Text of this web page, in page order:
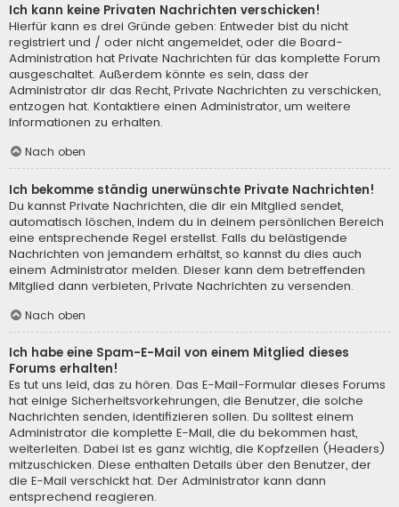
Ich kann keine Privaten Nachrichten verschicken!
Hierfür kann es drei Gründe geben: Entweder bist du nicht
registriert und / oder nicht angemeldet, oder die Board-
Administration hat Private Nachrichten für das komplette Forum
ausgeschaltet. Außerdem könnte es sein, dass der
Administrator dir das Recht, Private Nachrichten zu verschicken,
entzogen hat. Kontaktiere einen Administrator, um weitere
Informationen zu erhalten.
Nach oben
Ich bekomme ständig unerwünschte Private Nachrichten!
Du kannst Private Nachrichten, die dir ein Mitglied sendet,
automatisch löschen, indem du in deinem persönlichen Bereich
eine entsprechende Regel erstellst. Falls du belästigende
Nachrichten von jemandem erhältst, so kannst du dies auch
einem Administrator melden. Dieser kann dem betreffenden
Mitglied dann verbieten, Private Nachrichten zu versenden.
Nach oben
Ich habe eine Spam-E-Mail von einem Mitglied dieses
Forums erhalten!
Es tut uns leid, das zu hören. Das E-Mail-Formular dieses Forums
hat einige Sicherheitsvorkehrungen, die Benutzer, die solche
Nachrichten senden, identifizieren sollen. Du solltest einem
Administrator die komplette E-Mail, die du bekommen hast,
weiterleiten. Dabei ist es ganz wichtig, die Kopfzeilen (Headers)
mitzuschicken. Diese enthalten Details über den Benutzer, der
die E-Mail verschickt hat. Der Administrator kann dann
entsprechend reagieren.